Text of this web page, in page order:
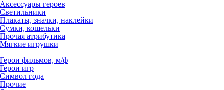
Аксессуары героев
Светильники
Плакаты, значки, наклейки
Сумки, кошельки
Прочая атрибутика
Мягкие игрушки
Герои фильмов, м/ф
Герои игр
Символ года
Прочие